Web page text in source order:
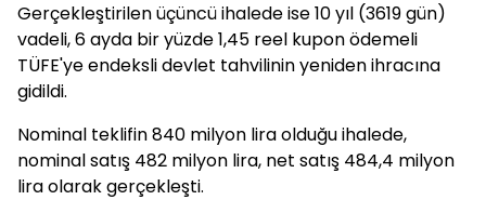
Gerçekleştirilen üçüncü ihalede ise 10 yıl (3619 gün)
vadeli, 6 ayda bir yüzde 1,45 reel kupon ödemeli
TÜFE'ye endeksli devlet tahvilinin yeniden ihracına
gidildi.
Nominal teklifin 840 milyon lira olduğu ihalede,
nominal satış 482 milyon lira, net satış 484,4 milyon
lira olarak gerçekleşti.